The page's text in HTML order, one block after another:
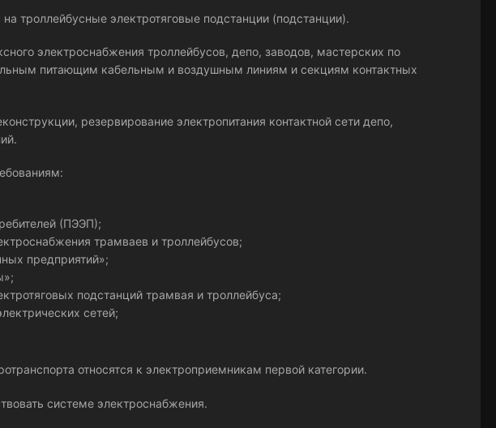
троллейбусные электротяговые подстанции (подстанции).
электроснабжения троллейбусов, депо, заводов, мастерских по
питающим кабельным и воздушным линиям и секциям контактных
резервирование электропитания контактной сети депо,
(ПЭЭП);
трамваев и троллейбусов;
предприятий»;
подстанций трамвая и троллейбуса;
сетей;
относятся к электроприемникам первой категории.
системе электроснабжения.